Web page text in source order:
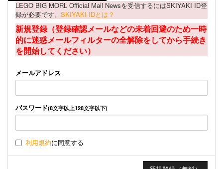
LEGO BIG MORL Official Mail Newsを受信するにはSKIYAKI ID登
録が必要です。 SKIYAKI IDとは？
新規登録（登録確認メールなどの未着回避のため一時
的に迷惑メールフィルターの全解除をしてから手続き
を開始してください）
メールアドレス
パスワード(8文字以上128文字以下)
利用規約に同意する